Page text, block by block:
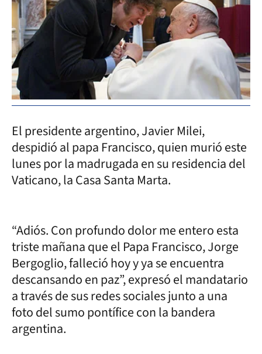
El presidente argentino, Javier Milei,
despidió al papa Francisco, quien murió este
lunes por la madrugada en su residencia del
Vaticano, la Casa Santa Marta.
“Adiós. Con profundo dolor me entero esta
triste mañana que el Papa Francisco, Jorge
Bergoglio, falleció hoy y ya se encuentra
descansando en paz”, expresó el mandatario
a través de sus redes sociales junto a una
foto del sumo pontífice con la bandera
argentina.